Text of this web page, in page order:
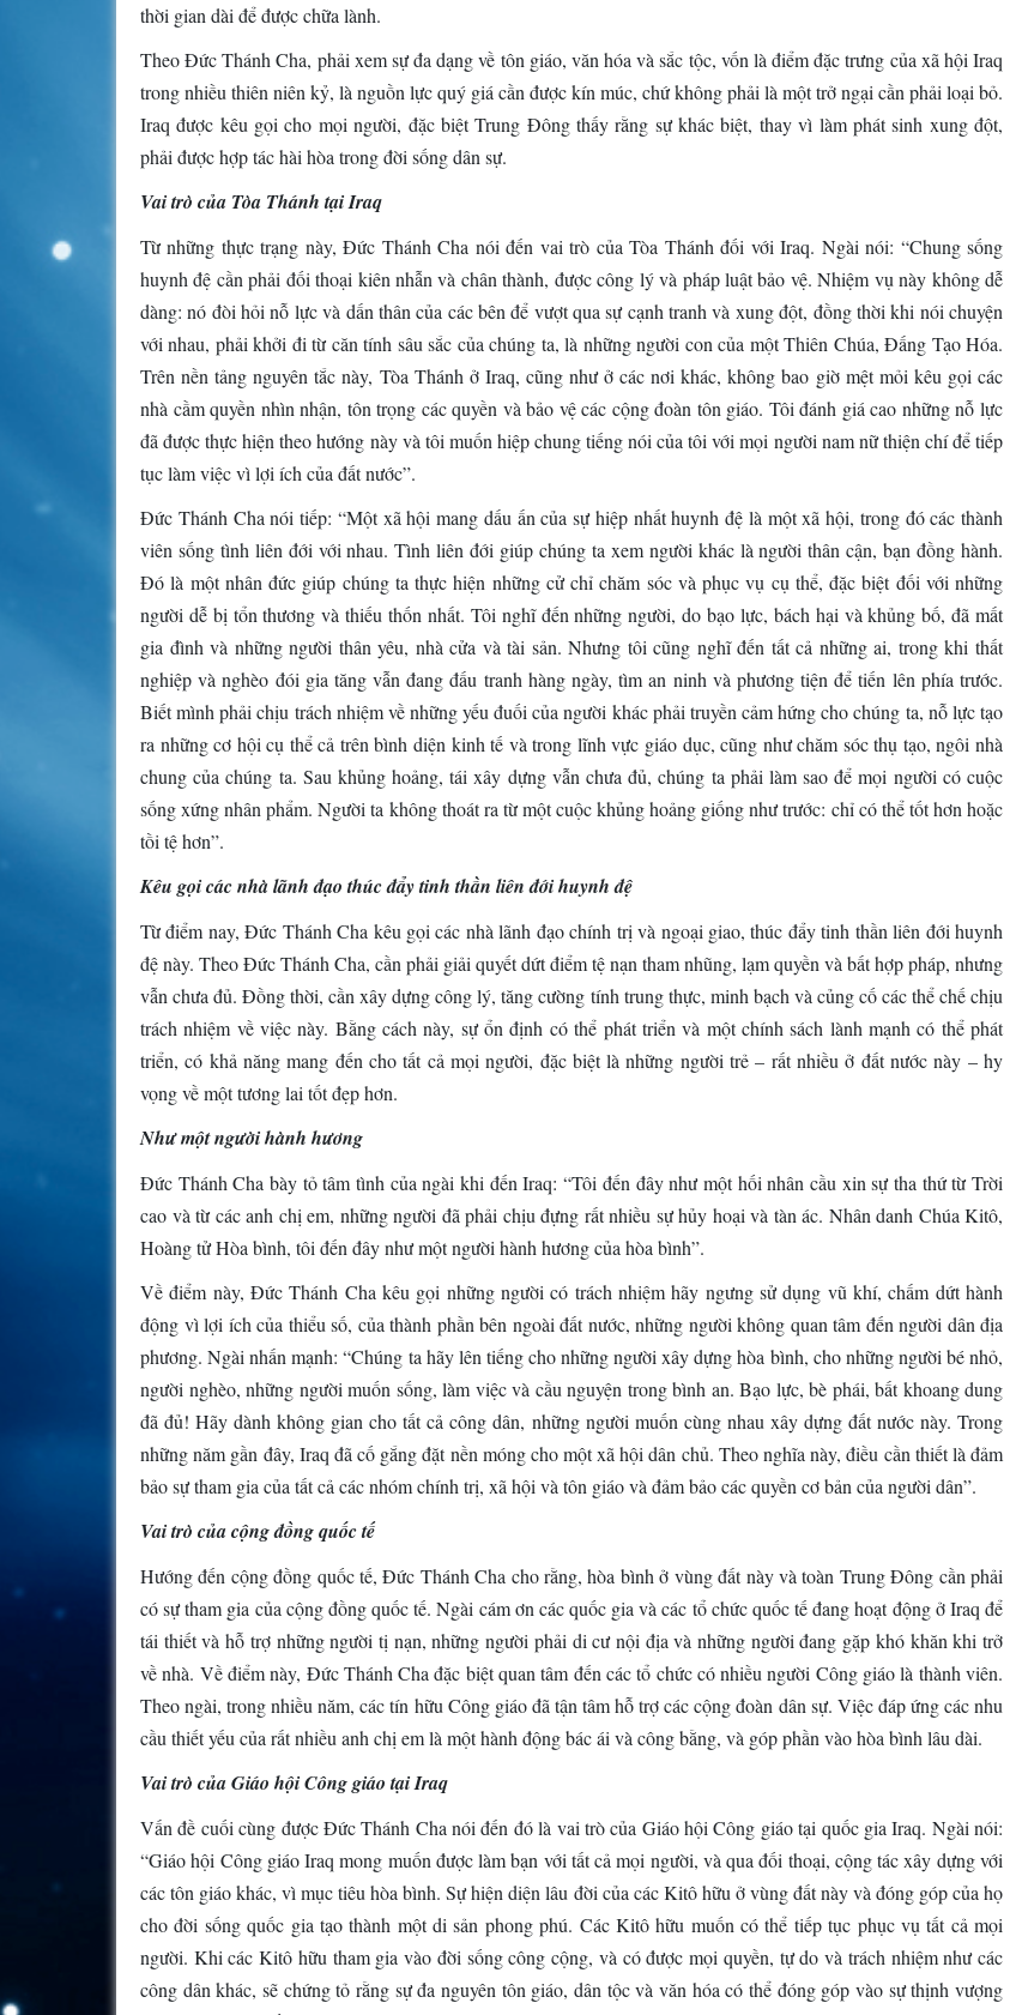
thời gian dài để được chữa lành.
Theo Đức Thánh Cha, phải xem sự đa dạng về tôn giáo, văn hóa và sắc tộc, vốn là điểm đặc trưng của xã hội Iraq
trong nhiều thiên niên kỷ, là nguồn lực quý giá cần được kín múc, chứ không phải là một trở ngại cần phải loại bỏ.
Iraq được kêu gọi cho mọi người, đặc biệt Trung Đông thấy rằng sự khác biệt, thay vì làm phát sinh xung đột,
phải được hợp tác hài hòa trong đời sống dân sự.
Vai trò của Tòa Thánh tại Iraq
Từ những thực trạng này, Đức Thánh Cha nói đến vai trò của Tòa Thánh đối với Iraq. Ngài nói: “Chung sống
huynh đệ cần phải đối thoại kiên nhẫn và chân thành, được công lý và pháp luật bảo vệ. Nhiệm vụ này không dễ
dàng: nó đòi hỏi nỗ lực và dấn thân của các bên để vượt qua sự cạnh tranh và xung đột, đồng thời khi nói chuyện
với nhau, phải khởi đi từ căn tính sâu sắc của chúng ta, là những người con của một Thiên Chúa, Đấng Tạo Hóa.
Trên nền tảng nguyên tắc này, Tòa Thánh ở Iraq, cũng như ở các nơi khác, không bao giờ mệt mỏi kêu gọi các
nhà cầm quyền nhìn nhận, tôn trọng các quyền và bảo vệ các cộng đoàn tôn giáo. Tôi đánh giá cao những nỗ lực
đã được thực hiện theo hướng này và tôi muốn hiệp chung tiếng nói của tôi với mọi người nam nữ thiện chí để tiếp
tục làm việc vì lợi ích của đất nước”.
Đức Thánh Cha nói tiếp: “Một xã hội mang dấu ấn của sự hiệp nhất huynh đệ là một xã hội, trong đó các thành
viên sống tình liên đới với nhau. Tình liên đới giúp chúng ta xem người khác là người thân cận, bạn đồng hành.
Đó là một nhân đức giúp chúng ta thực hiện những cử chỉ chăm sóc và phục vụ cụ thể, đặc biệt đối với những
người dễ bị tổn thương và thiếu thốn nhất. Tôi nghĩ đến những người, do bạo lực, bách hại và khủng bố, đã mất
gia đình và những người thân yêu, nhà cửa và tài sản. Nhưng tôi cũng nghĩ đến tất cả những ai, trong khi thất
nghiệp và nghèo đói gia tăng vẫn đang đấu tranh hàng ngày, tìm an ninh và phương tiện để tiến lên phía trước.
Biết mình phải chịu trách nhiệm về những yếu đuối của người khác phải truyền cảm hứng cho chúng ta, nỗ lực tạo
ra những cơ hội cụ thể cả trên bình diện kinh tế và trong lĩnh vực giáo dục, cũng như chăm sóc thụ tạo, ngôi nhà
chung của chúng ta. Sau khủng hoảng, tái xây dựng vẫn chưa đủ, chúng ta phải làm sao để mọi người có cuộc
sống xứng nhân phẩm. Người ta không thoát ra từ một cuộc khủng hoảng giống như trước: chỉ có thể tốt hơn hoặc
tồi tệ hơn”.
Kêu gọi các nhà lãnh đạo thúc đẩy tinh thần liên đới huynh đệ
Từ điểm nay, Đức Thánh Cha kêu gọi các nhà lãnh đạo chính trị và ngoại giao, thúc đẩy tinh thần liên đới huynh
đệ này. Theo Đức Thánh Cha, cần phải giải quyết dứt điểm tệ nạn tham nhũng, lạm quyền và bất hợp pháp, nhưng
vẫn chưa đủ. Đồng thời, cần xây dựng công lý, tăng cường tính trung thực, minh bạch và củng cố các thể chế chịu
trách nhiệm về việc này. Bằng cách này, sự ổn định có thể phát triển và một chính sách lành mạnh có thể phát
triển, có khả năng mang đến cho tất cả mọi người, đặc biệt là những người trẻ – rất nhiều ở đất nước này – hy
vọng về một tương lai tốt đẹp hơn.
Như một người hành hương
Đức Thánh Cha bày tỏ tâm tình của ngài khi đến Iraq: “Tôi đến đây như một hối nhân cầu xin sự tha thứ từ Trời
cao và từ các anh chị em, những người đã phải chịu đựng rất nhiều sự hủy hoại và tàn ác. Nhân danh Chúa Kitô,
Hoàng tử Hòa bình, tôi đến đây như một người hành hương của hòa bình”.
Về điểm này, Đức Thánh Cha kêu gọi những người có trách nhiệm hãy ngưng sử dụng vũ khí, chấm dứt hành
động vì lợi ích của thiểu số, của thành phần bên ngoài đất nước, những người không quan tâm đến người dân địa
phương. Ngài nhấn mạnh: “Chúng ta hãy lên tiếng cho những người xây dựng hòa bình, cho những người bé nhỏ,
người nghèo, những người muốn sống, làm việc và cầu nguyện trong bình an. Bạo lực, bè phái, bất khoang dung
đã đủ! Hãy dành không gian cho tất cả công dân, những người muốn cùng nhau xây dựng đất nước này. Trong
những năm gần đây, Iraq đã cố gắng đặt nền móng cho một xã hội dân chủ. Theo nghĩa này, điều cần thiết là đảm
bảo sự tham gia của tất cả các nhóm chính trị, xã hội và tôn giáo và đảm bảo các quyền cơ bản của người dân”.
Vai trò của cộng đồng quốc tế
Hướng đến cộng đồng quốc tế, Đức Thánh Cha cho rằng, hòa bình ở vùng đất này và toàn Trung Đông cần phải
có sự tham gia của cộng đồng quốc tế. Ngài cám ơn các quốc gia và các tổ chức quốc tế đang hoạt động ở Iraq để
tái thiết và hỗ trợ những người tị nạn, những người phải di cư nội địa và những người đang gặp khó khăn khi trở
về nhà. Về điểm này, Đức Thánh Cha đặc biệt quan tâm đến các tổ chức có nhiều người Công giáo là thành viên.
Theo ngài, trong nhiều năm, các tín hữu Công giáo đã tận tâm hỗ trợ các cộng đoàn dân sự. Việc đáp ứng các nhu
cầu thiết yếu của rất nhiều anh chị em là một hành động bác ái và công bằng, và góp phần vào hòa bình lâu dài.
Vai trò của Giáo hội Công giáo tại Iraq
Vấn đề cuối cùng được Đức Thánh Cha nói đến đó là vai trò của Giáo hội Công giáo tại quốc gia Iraq. Ngài nói:
“Giáo hội Công giáo Iraq mong muốn được làm bạn với tất cả mọi người, và qua đối thoại, cộng tác xây dựng với
các tôn giáo khác, vì mục tiêu hòa bình. Sự hiện diện lâu đời của các Kitô hữu ở vùng đất này và đóng góp của họ
cho đời sống quốc gia tạo thành một di sản phong phú. Các Kitô hữu muốn có thể tiếp tục phục vụ tất cả mọi
người. Khi các Kitô hữu tham gia vào đời sống công cộng, và có được mọi quyền, tự do và trách nhiệm như các
công dân khác, sẽ chứng tỏ rằng sự đa nguyên tôn giáo, dân tộc và văn hóa có thể đóng góp vào sự thịnh vượng